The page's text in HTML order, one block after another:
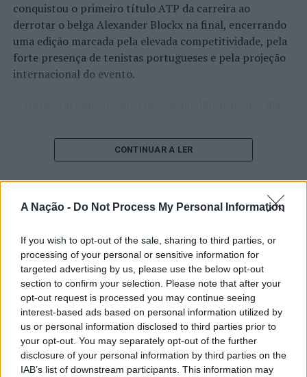
A Nação - Do Not Process My Personal Information
If you wish to opt-out of the sale, sharing to third parties, or
processing of your personal or sensitive information for
targeted advertising by us, please use the below opt-out
section to confirm your selection. Please note that after your
opt-out request is processed you may continue seeing
interest-based ads based on personal information utilized by
us or personal information disclosed to third parties prior to
your opt-out. You may separately opt-out of the further
disclosure of your personal information by third parties on the
IAB’s list of downstream participants. This information may
NÃO PERCA
Anadia: Gala de Natal reúne talento das associações
culturais
conquistou o primeiro título ATP da carreira ao
derrotar o belga Alexander Blockx na final, encerrando
uma edição marcada pela elevada competitividade, pela
forte presença de tenistas portugueses e pela projeção
internacional do evento.
de um lugar no quadro principal. A cerimónia de
abertura contou com a presença do presidente da
acompanhado pelo executivo municipal, assinalando o
início de uma competição que voltou a colocar o
ténis.
Apesar das desistências de última hora de jogadores
como Casper Ruud (Noruega), Alejandro Davidovich
Fokina (Espanha) e Matteo Arnaldi (Itália), a prova
apresentou um quadro competitivo de elevado nível,
liderado pelo russo Andrey Rublev, primeiro cabeça de
série, pelo italiano Luciano Darderi, pelo chileno
Alejandro Tabilo e pelo belga Alexander Blockx.
CONTINUAR A LER
ATUALIDADE
Castelo Branco: “Bienal
Internacional de Artes e Ofícios”
promete afirmar artesanato,
património e inovação como
“motores de desenvolvimento
económico e cultural” do município
português